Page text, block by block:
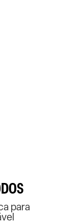
para